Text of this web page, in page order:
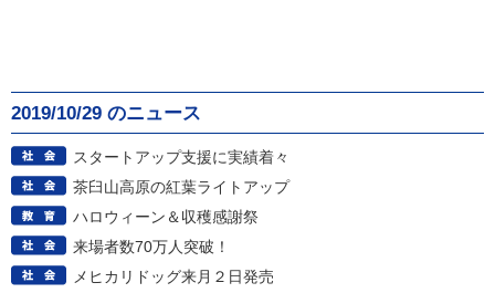
2019/10/29 のニュース
スタートアップ支援に実績着々
茶臼山高原の紅葉ライトアップ
ハロウィーン＆収穫感謝祭
来場者数70万人突破！
メヒカリドッグ来月２日発売